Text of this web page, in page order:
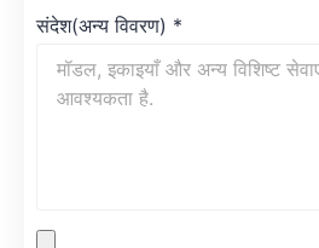
संदेश(अन्य विवरण) *